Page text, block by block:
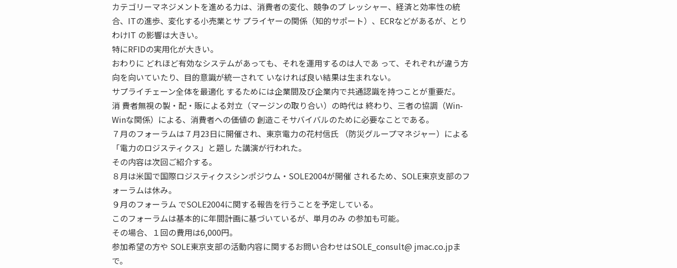
カテゴリーマネジメントを進める力は、消費者の変化、競争のプ レッシャー、経済と効率性の統
合、ITの進歩、変化する小売業とサ プライヤーの関係（知的サポート）、ECRなどがあるが、とり
わけIT の影響は大きい。
特にRFIDの実用化が大きい。
おわりに どれほど有効なシステムがあっても、それを運用するのは人であ って、それぞれが違う方
向を向いていたり、目的意識が統一されて いなければ良い結果は生まれない。
サプライチェーン全体を最適化 するためには企業間及び企業内で共通認識を持つことが重要だ。
消 費者無視の製・配・販による対立（マージンの取り合い）の時代は 終わり、三者の協調（Win-
Winな関係）による、消費者への価値の 創造こそサバイバルのために必要なことである。
７月のフォーラムは７月23日に開催され、東京電力の花村信氏 （防災グループマネジャー）による
「電力のロジスティクス」と題し た講演が行われた。
その内容は次回ご紹介する。
８月は米国で国際ロジスティクスシンポジウム・SOLE2004が開催 されるため、SOLE東京支部のフ
ォーラムは休み。
９月のフォーラム でSOLE2004に関する報告を行うことを予定している。
このフォーラムは基本的に年間計画に基づいているが、単月のみ の参加も可能。
その場合、１回の費用は6,000円。
参加希望の方や SOLE東京支部の活動内容に関するお問い合わせはSOLE_consult@ jmac.co.jpま
で。